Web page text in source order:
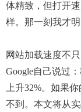
体精致，但打开
样。那一刻我才
网站加载速度不
Google自己说过
上升32%。如果
不到。本文将从